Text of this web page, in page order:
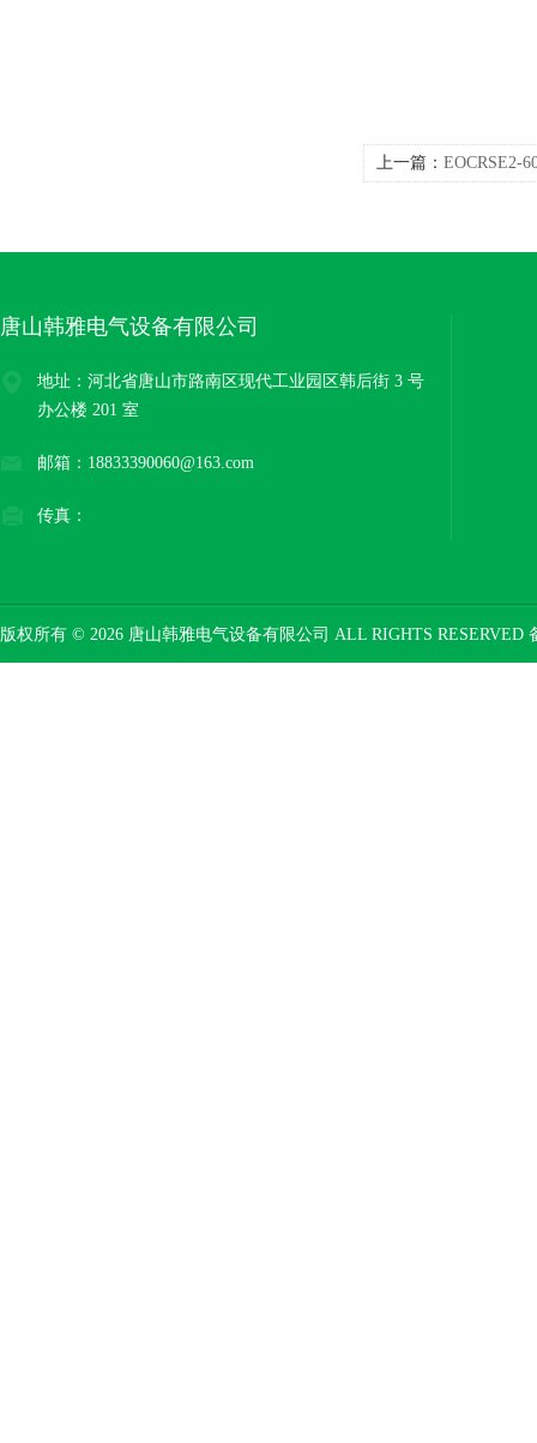
上一篇： EOCRSE2-
唐山韩雅电气设备有限公司
地址：河北省唐山市路南区现代工业园区韩后街 3 号
办公楼 201 室
邮箱：18833390060@163.com
传真：
版权所有 © 2026 唐山韩雅电气设备有限公司 ALL RIGHTS RESERVED